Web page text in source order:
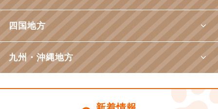
四国地方
九州・沖縄地方